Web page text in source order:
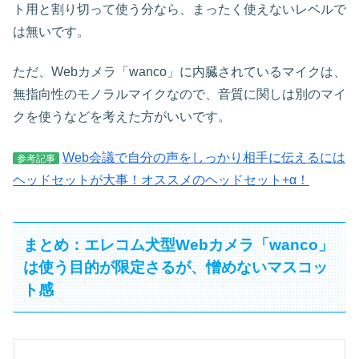
ト用と割り切って使う分なら、まったく使えないレベルで
は無いです。
ただ、Webカメラ「wanco」に内臓されているマイクは、
無指向性のモノラルマイクなので、音質に関しは別のマイ
クを使うなどを考えた方がいいです。
参考記事
Web会議で自分の声をしっかり相手に伝えるには
ヘッドセットが大事！オススメのヘッドセット+α！
まとめ：エレコム犬型Webカメラ「wanco」
は使う目的が限定さるが、憎めないマスコッ
ト感